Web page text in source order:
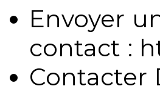
Envoyer
contact :
Contacter